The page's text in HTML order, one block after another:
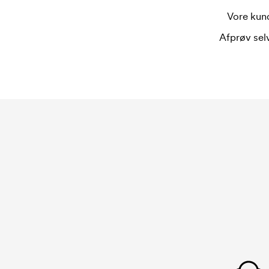
Omkostningerne ved broderingskort forsvinder
Vore
Afprøv